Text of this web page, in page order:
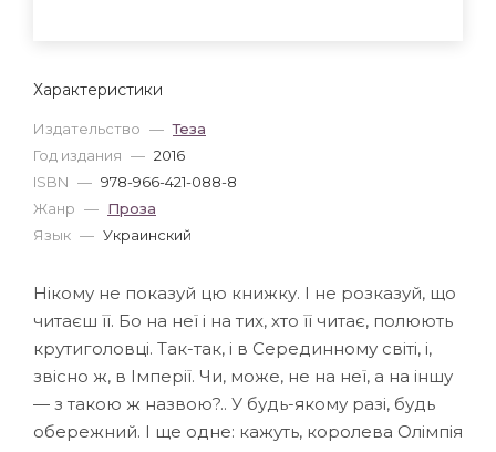
Характеристики
Издательство — Теза
Год издания — 2016
ISBN — 978-966-421-088-8
Жанр — Проза
Язык — Украинский
Нікому не показуй цю книжку. І не розказуй, що
читаєш її. Бо на неї і на тих, хто її читає, полюють
крутиголовці. Так-так, і в Серединному світі, і,
звісно ж, в Імперії. Чи, може, не на неї, а на іншу
— з такою ж назвою?.. У будь-якому разі, будь
обережний. І ще одне: кажуть, королева Олімпія